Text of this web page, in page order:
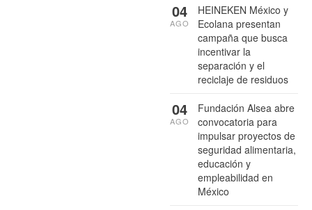
HEINEKEN México y
Ecolana presentan
campaña que busca
incentivar la
separación y el
reciclaje de residuos
04
AGO
Fundación Alsea abre
convocatoria para
impulsar proyectos de
seguridad alimentaria,
educación y
empleabilidad en
México
04
AGO